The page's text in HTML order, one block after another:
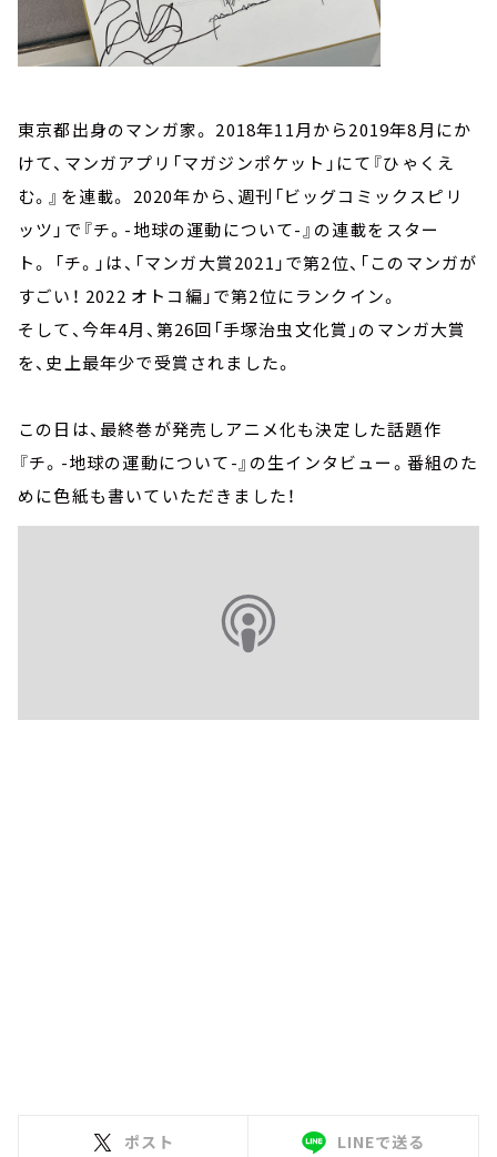
東京都出身のマンガ家。 2018年11月から2019年8月にか
けて、マンガアプリ「マガジンポケット」にて『ひゃくえ
む。』を連載。 2020年から、週刊「ビッグコミックスピリ
ッツ」で『チ。-地球の運動について-』の連載をスター
ト。 「チ。」は、「マンガ大賞2021」で第2位、「このマンガが
すごい！ 2022 オトコ編」で第2位にランクイン。
そして、今年4月、第26回「手塚治虫文化賞」のマンガ大賞
を、史上最年少で受賞されました。
この日は、最終巻が発売しアニメ化も決定した話題作
『チ。-地球の運動について-』の生インタビュー。番組のた
めに色紙も書いていただきました！
ポスト LINEで送る